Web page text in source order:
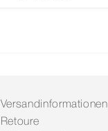
Versandinformationen
Retoure